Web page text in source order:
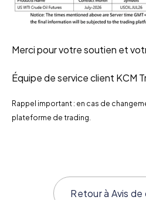
Merci pour votre soutien et
Équipe de service client KCM
Rappel important : en cas de
plateforme de trading.
Retour à Avis de